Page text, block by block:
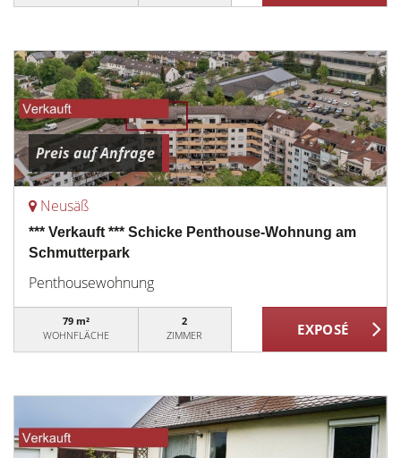
Preis auf Anfrage
Neusäß
*** Verkauft *** Schicke Penthouse-Wohnung am
Schmutterpark
Penthousewohnung
79 m²
WOHNFLÄCHE
2
ZIMMER